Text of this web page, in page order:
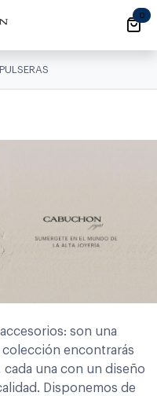
0
PULSERAS
son una
colección encontrarás
cada una con un diseño
Disponemos de